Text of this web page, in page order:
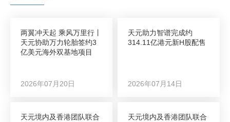
两翼冲天起 乘风万里行丨
天元协助万力轮胎签约3
亿美元海外双基地项目
2026年07月20日
天元助力智谱完成约
314.11亿港元新H股配售
2026年07月14日
天元境内及香港团队联合
天元境内及香港团队联合